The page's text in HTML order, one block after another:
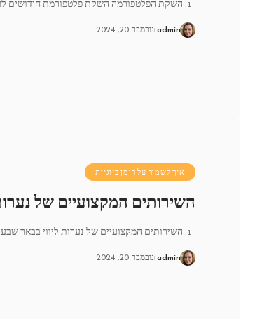
1. השקת הפלטפורמה השקת פלטפורמת חידושים לעולם הביטחון הסייברני היא אירו
admin נובמבר 20, 2024
איך לשמור על רומן בזוגיות
השירותים המקצועיים של
1. השירותים המקצועיים של נערות ליווי בבאר שבע הנערות ליווי בבאר
admin נובמבר 20, 2024